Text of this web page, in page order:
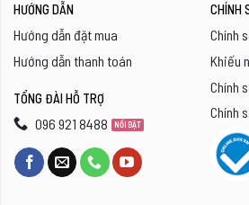
nhiều
biến
thể.
Các
chọn
HƯỚNG DẪN
Hướng dẫn đặt mua
Hướng dẫn thanh toán
TỔNG ĐÀI HỖ TRỢ
096 921 8488
CHÍNH
Chính
Khiếu
Chính
Chính